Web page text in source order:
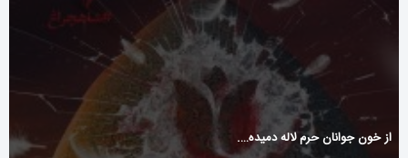
از خون جوانان حرم لاله دمیده….